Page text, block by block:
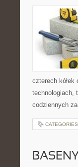
czterech kółek
technologiach,
codziennych